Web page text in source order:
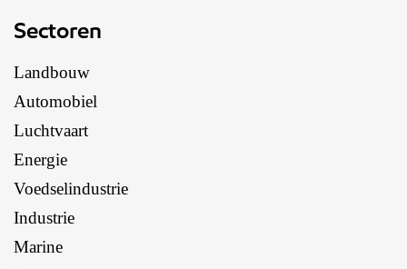
Sectoren
Landbouw
Automobiel
Luchtvaart
Energie
Voedselindustrie
Industrie
Marine